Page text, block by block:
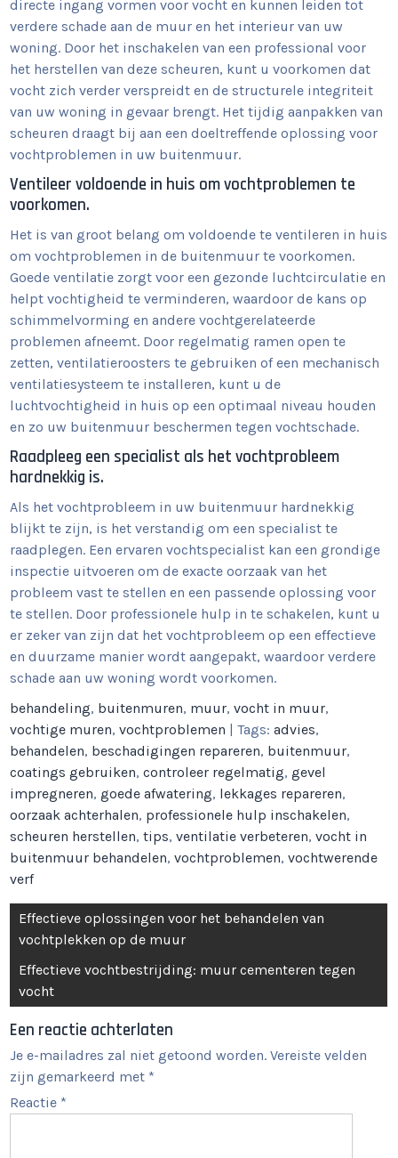
directe ingang vormen voor vocht en kunnen leiden tot
verdere schade aan de muur en het interieur van uw
woning. Door het inschakelen van een professional voor
het herstellen van deze scheuren, kunt u voorkomen dat
vocht zich verder verspreidt en de structurele integriteit
van uw woning in gevaar brengt. Het tijdig aanpakken van
scheuren draagt bij aan een doeltreffende oplossing voor
vochtproblemen in uw buitenmuur.
Ventileer voldoende in huis om vochtproblemen te
voorkomen.
Het is van groot belang om voldoende te ventileren in huis
om vochtproblemen in de buitenmuur te voorkomen.
Goede ventilatie zorgt voor een gezonde luchtcirculatie en
helpt vochtigheid te verminderen, waardoor de kans op
schimmelvorming en andere vochtgerelateerde
problemen afneemt. Door regelmatig ramen open te
zetten, ventilatieroosters te gebruiken of een mechanisch
ventilatiesysteem te installeren, kunt u de
luchtvochtigheid in huis op een optimaal niveau houden
en zo uw buitenmuur beschermen tegen vochtschade.
Raadpleeg een specialist als het vochtprobleem
hardnekkig is.
Als het vochtprobleem in uw buitenmuur hardnekkig
blijkt te zijn, is het verstandig om een specialist te
raadplegen. Een ervaren vochtspecialist kan een grondige
inspectie uitvoeren om de exacte oorzaak van het
probleem vast te stellen en een passende oplossing voor
te stellen. Door professionele hulp in te schakelen, kunt u
er zeker van zijn dat het vochtprobleem op een effectieve
en duurzame manier wordt aangepakt, waardoor verdere
schade aan uw woning wordt voorkomen.
behandeling, buitenmuren, muur,vocht in muur,
vochtige muren,vochtproblemen | Tags:advies,
behandelen, beschadigingen repareren, buitenmuur,
coatings gebruiken,controleer regelmatig,gevel
impregneren,goede afwatering, lekkages repareren,
oorzaak achterhalen, professionele hulp inschakelen,
scheuren herstellen,tips,ventilatie verbeteren,vocht in
buitenmuur behandelen,vochtproblemen,vochtwerende
verf
Berichtnavigatie
Effectieve oplossingen voor het behandelen van
vochtplekken op de muur
Effectieve vochtbestrijding: muur cementeren tegen
vocht
Een reactie achterlaten
Je e-mailadres zal niet getoond worden. Vereiste velden
zijn gemarkeerd met *
Reactie *